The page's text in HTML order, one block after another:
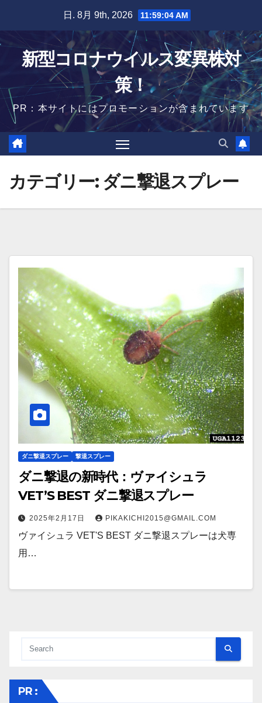
content
日. 8月 9th, 2026 11:59:04 AM
新型コロナウイルス変異株対
策！
PR：本サイトにはプロモーションが含まれています
カテゴリー: ダニ撃退スプレー
ダニ撃退スプレー 撃退スプレー
ダニ撃退の新時代：ヴァイシュラ
VET’S BEST ダニ撃退スプレー
2025年2月17日 PIKAKICHI2015@GMAIL.COM
ヴァイシュラ VET'S BEST ダニ撃退スプレーは犬専
用…
PR :